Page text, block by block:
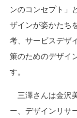
ンのコンセプト」
ザインが姿かたち
考、サービスデザ
策のためのデザイ
す。
三澤さんは金沢
ー、デザインリサ